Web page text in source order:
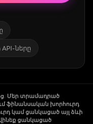
ները
. Մեր տրամադրած
ֆինանսական խորհուրդ
կամ ցանկացած այլ ձևի
ցանկացած